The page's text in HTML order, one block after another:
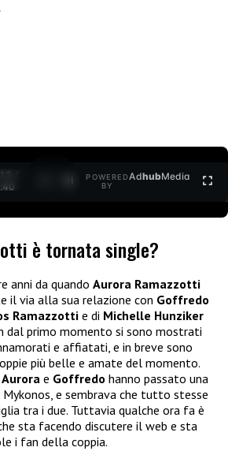
/
POWERED
BY
AdhubMedia
è tornata single?
anni da quando Aurora Ramazzotti
il via alla sua relazione con Goffredo
Ramazzottie di Michelle Hunziker
dal primo momento si sono mostrati
e affiatati, e in breve sono
più belle e amate del momento.
Aurora e Goffredo hanno passato una
e sembrava che tutto stesse
tra i due. Tuttavia qualche ora fa è
sta facendo discutere il web e sta
i fan della coppia.